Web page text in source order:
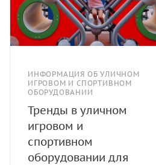
ИНФОРМАЦИЯ ОБ УЛИЧНОМ
ИГРОВОМ И СПОРТИВНОМ
ОБОРУДОВАНИИ
Тренды в уличном
игровом и
спортивном
оборудовании для